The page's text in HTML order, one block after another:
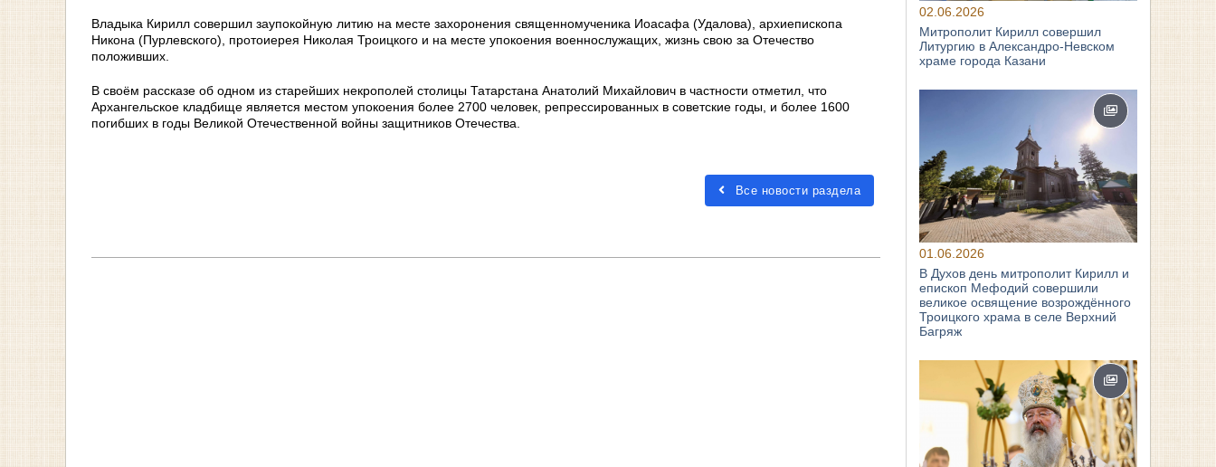
Владыка Кирилл совершил заупокойную литию на месте захоронения священномученика Иоасафа (Удалова), архиепископа
Никона (Пурлевского), протоиерея Николая Троицкого и на месте упокоения военнослужащих, жизнь свою за Отечество
положивших.
В своём рассказе об одном из старейших некрополей столицы Татарстана Анатолий Михайлович в частности отметил, что
Архангельское кладбище является местом упокоения более 2700 человек, репрессированных в советские годы, и более 1600
погибших в годы Великой Отечественной войны защитников Отечества.
Все новости раздела
02.06.2026
Митрополит Кирилл совершил
Литургию в Александро-Невском
храме города Казани
01.06.2026
В Духов день митрополит Кирилл и
епископ Мефодий совершили
великое освящение возрождённого
Троицкого храма в селе Верхний
Багряж